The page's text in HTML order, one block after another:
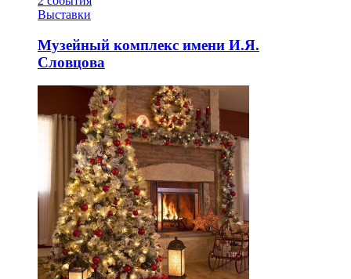
Выставки
Музейный комплекс имени И.Я.
Словцова